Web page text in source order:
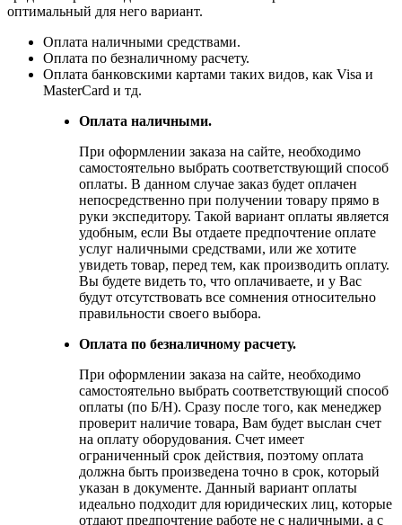
оптимальный для него вариант.
Оплата наличными средствами.
Оплата по безналичному расчету.
Оплата банковскими картами таких видов, как Visa и
MasterCard и тд.
Оплата наличными.
При оформлении заказа на сайте, необходимо
самостоятельно выбрать соответствующий способ
оплаты. В данном случае заказ будет оплачен
непосредственно при получении товару прямо в
руки экспедитору. Такой вариант оплаты является
удобным, если Вы отдаете предпочтение оплате
услуг наличными средствами, или же хотите
увидеть товар, перед тем, как производить оплату.
Вы будете видеть то, что оплачиваете, и у Вас
будут отсутствовать все сомнения относительно
правильности своего выбора.
Оплата по безналичному расчету.
При оформлении заказа на сайте, необходимо
самостоятельно выбрать соответствующий способ
оплаты (по Б/Н). Сразу после того, как менеджер
проверит наличие товара, Вам будет выслан счет
на оплату оборудования. Счет имеет
ограниченный срок действия, поэтому оплата
должна быть произведена точно в срок, который
указан в документе. Данный вариант оплаты
идеально подходит для юридических лиц, которые
отдают предпочтение работе не с наличными, а с